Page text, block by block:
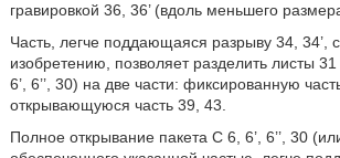
гравировкой 36, 36’ (вдоль меньшего
Часть, легче поддающаяся разрыву 34, 34’,
изобретению, позволяет разделить листы
6’, 6’’, 30) на две части: фиксированную
открывающуюся часть 39, 43.
Полное открывание пакета С 6, 6’, 6’’, 30